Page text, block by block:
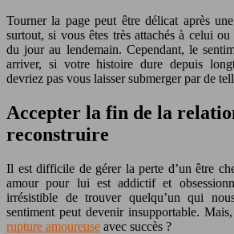
Tourner la page peut être délicat après
surtout, si vous êtes très attachés à celui
du jour au lendemain. Cependant, le
arriver, si votre histoire dure depuis
devriez pas vous laisser submerger par de
Accepter la fin de la
reconstruire
Il est difficile de gérer la perte d’un être
amour pour lui est addictif et
irrésistible de trouver quelqu’un qui
sentiment peut devenir insupportable.
rupture amoureuse avec succès ?